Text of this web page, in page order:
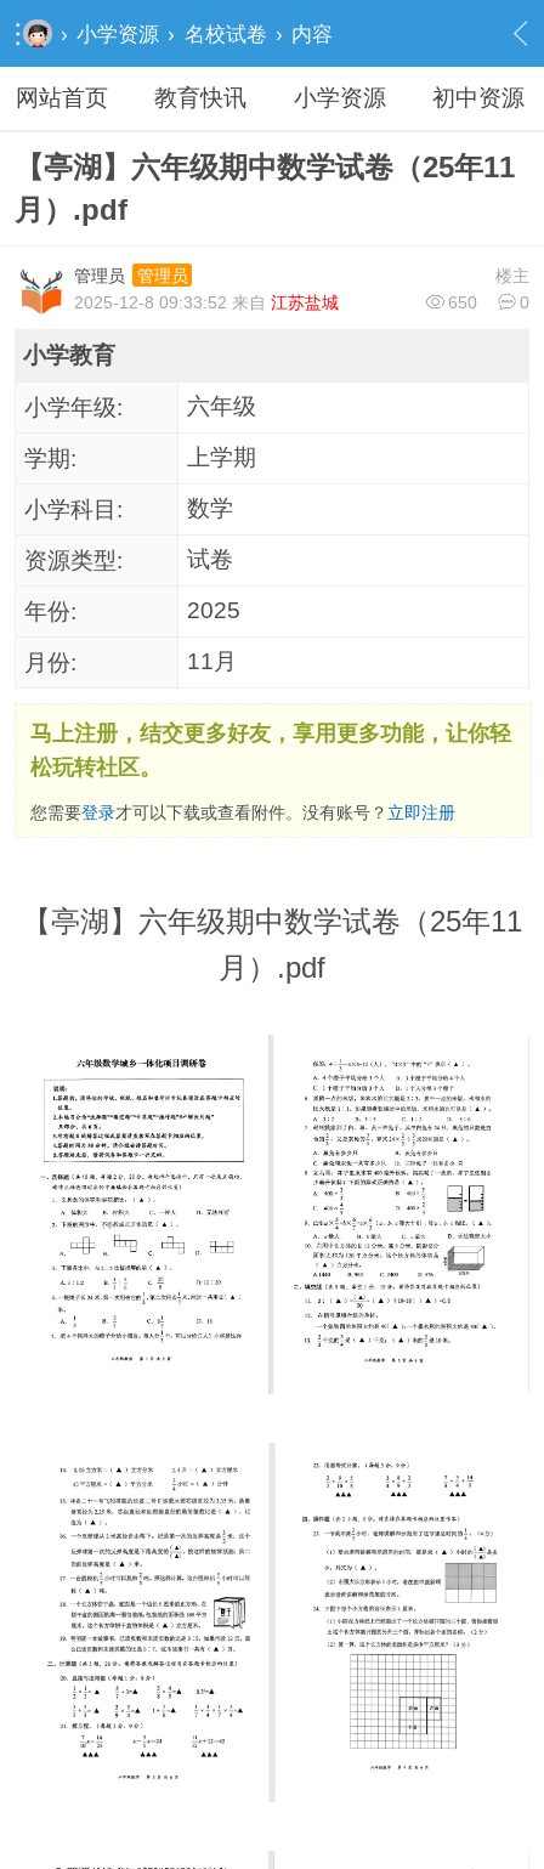
› 小学资源 › 名校试卷 › 内容
网站首页 教育快讯 小学资源 初中资源
【亭湖】六年级期中数学试卷（25年11
月）.pdf
楼主
管理员
管理员
650
0
2025-12-8 09:33:52 来自 江苏盐城
小学教育
小学年级: 六年级
学期: 上学期
小学科目: 数学
资源类型: 试卷
年份: 2025
月份: 11月
马上注册，结交更多好友，享用更多功能，让你轻
松玩转社区。
您需要登录才可以下载或查看附件。没有账号？ 立即注册
【亭湖】六年级期中数学试卷（25年11
月）.pdf